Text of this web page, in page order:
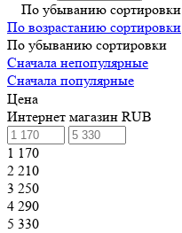
По убыванию сортировки
По возрастанию сортировки
По убыванию сортировки
Сначала непопулярные
Сначала популярные
Цена
Интернет магазин RUB
1 170
2 210
3 250
4 290
5 330